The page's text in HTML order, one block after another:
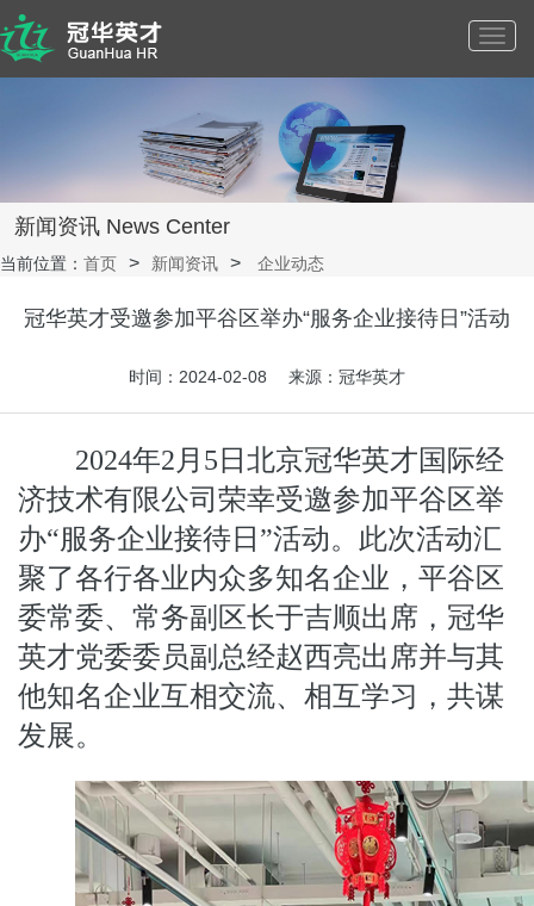
新闻资讯 News Center
当前位置： 首页 新闻资讯 企业动态
冠华英才受邀参加平谷区举办“服务企业接待日”活动
时间：2024-02-08 来源：冠华英才
2024年2月5日北京冠华英才国际经
济技术有限公司荣幸受邀参加平谷区举
办“服务企业接待日”活动。此次活动汇
聚了各行各业内众多知名企业，平谷区
委常委、常务副区长于吉顺出席，冠华
英才党委委员副总经赵西亮出席并与其
他知名企业互相交流、相互学习，共谋
发展。